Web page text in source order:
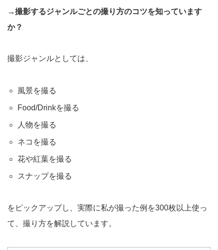
→撮影するジャンルごとの撮り方のコツを知っています
か？
撮影ジャンルとしては、
風景を撮る
Food/Drinkを撮る
人物を撮る
ネコを撮る
花や紅葉を撮る
スナップを撮る
をピックアップし、実際に私が撮った例を300枚以上使っ
て、撮り方を解説しています。